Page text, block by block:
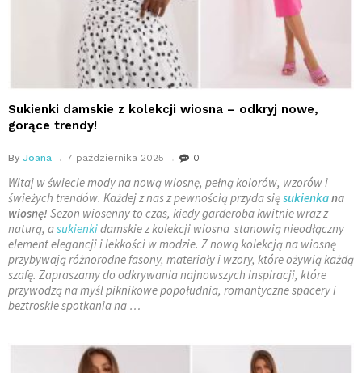
Sukienki damskie z kolekcji wiosna – odkryj nowe,
gorące trendy!
By Joana 7 października 2025 0
Witaj w świecie mody na nową wiosnę, pełną kolorów, wzorów i
świeżych trendów. Każdej z nas z pewnością przyda sięsukienkana
wiosnę!Sezon wiosenny to czas, kiedy garderoba kwitnie wraz z
naturą, asukienkidamskie z kolekcji wiosna stanowią nieodłączny
element elegancji i lekkości w modzie. Z nową kolekcją na wiosnę
przybywają różnorodne fasony, materiały i wzory, które ożywią każdą
szafę. Zapraszamy do odkrywania najnowszych inspiracji, które
przywodzą na myśl piknikowe popołudnia, romantyczne spacery i
beztroskie spotkania na …